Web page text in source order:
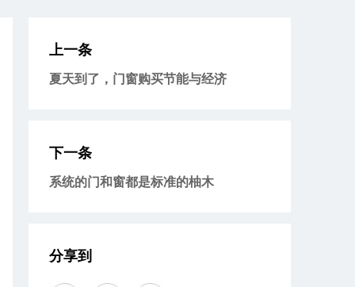
上一条
夏天到了，门窗购买节能与经济
下一条
系统的门和窗都是标准的柚木
分享到